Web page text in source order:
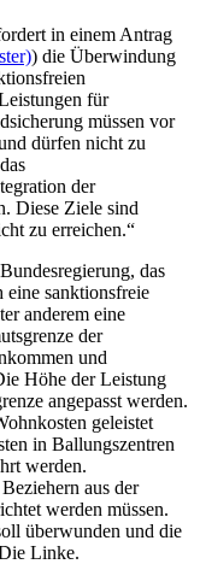
in einem Antrag
) die Überwindung
für
müssen vor
dürfen nicht zu
der
Diese Ziele sind
zu erreichen.“
das
eine sanktionsfreie
anderem eine
der
und
Höhe der Leistung
angepasst werden.
geleistet
in Ballungszentren
werden.
aus der
werden müssen.
überwunden und die
Linke.